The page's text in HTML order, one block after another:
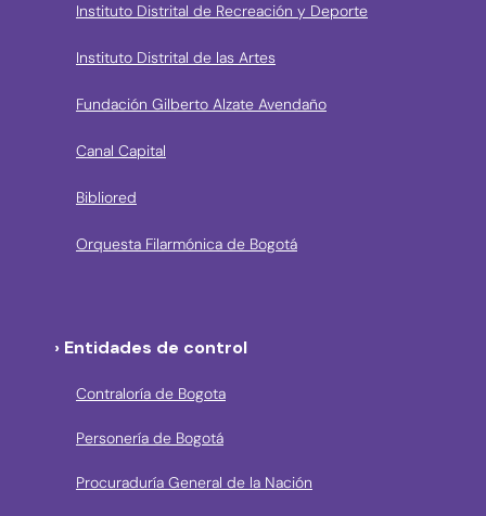
Instituto Distrital de Recreación y Deporte
Instituto Distrital de las Artes
Fundación Gilberto Alzate Avendaño
Canal Capital
Bibliored
Orquesta Filarmónica de Bogotá
› Entidades de control
Contraloría de Bogota
Personería de Bogotá
Procuraduría General de la Nación